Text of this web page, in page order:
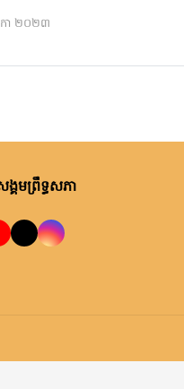
កា ២០២៣
មព្រឹទ្ធសភា